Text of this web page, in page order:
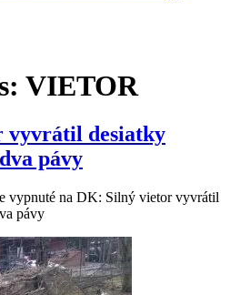
VIETOR
vyvrátil desiatky
pávy
vypnuté na DK: Silný vietor vyvrátil
pávy